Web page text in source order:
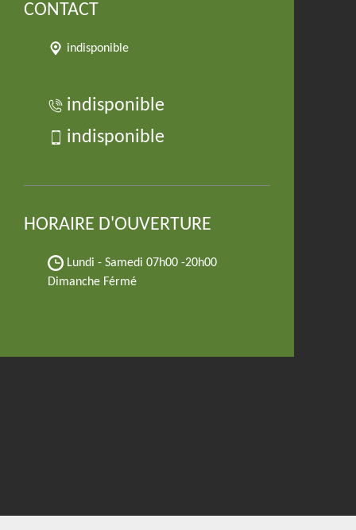
CONTACT
indisponible
indisponible
indisponible
HORAIRE D'OUVERTURE
Lundi - Samedi 07h00 -20h00
Dimanche Férmé